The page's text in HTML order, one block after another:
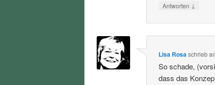
Antworten ↓
Lisa Rosaschrieb
So schade,
dass das